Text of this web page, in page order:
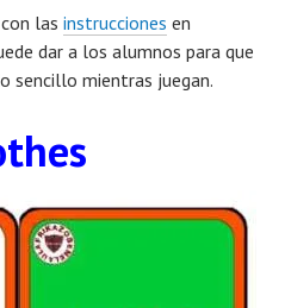
las instrucciones en
dar a los alumnos para que
sencillo mientras juegan.